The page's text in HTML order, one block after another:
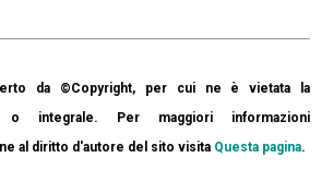
da ©Copyright, per cui ne è vietata la
o integrale. Per maggiori informazioni
al diritto d'autore del sito visita Questa pagina.